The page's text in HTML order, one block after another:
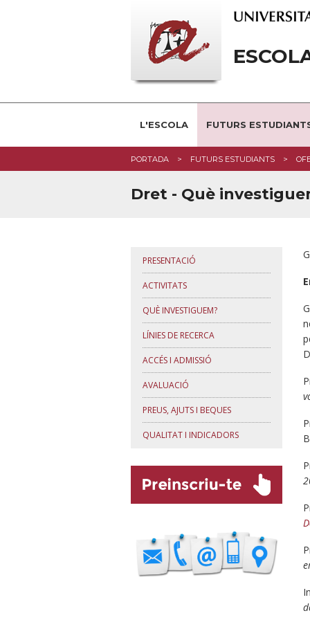
L'ESCOLA FUTURS
PORTADA FUTURS ESTUDIANTS
Dret - Què
PRESENTACIÓ
ACTIVITATS
QUÈ INVESTIGUEM?
LÍNIES DE RECERCA
ACCÉS I ADMISSIÓ
AVALUACIÓ
PREUS, AJUTS I BEQUES
QUALITAT I INDICADORS